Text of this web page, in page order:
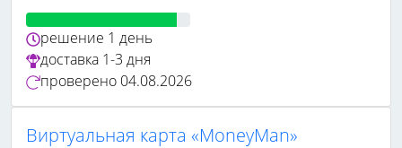
решение 1 день
доставка 1-3 дня
проверено 04.08.2026
Виртуальная карта «MoneyMan»